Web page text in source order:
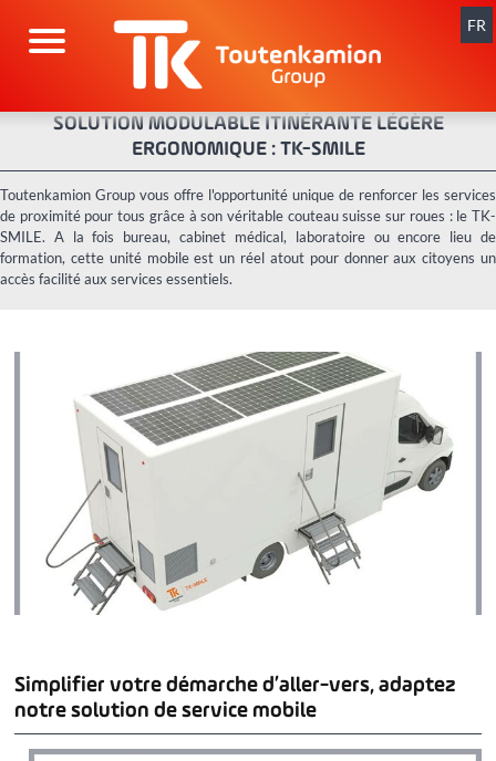
contenu
FR
SOLUTION MODULABLE ITINÉRANTE LÉGÈRE
ERGONOMIQUE : TK-SMILE
Toutenkamion Group vous offre l'opportunité unique de renforcer les services
de proximité pour tous grâce à son véritable couteau suisse sur roues : le TK-
SMILE. A la fois bureau, cabinet médical, laboratoire ou encore lieu de
formation, cette unité mobile est un réel atout pour donner aux citoyens un
accès facilité aux services essentiels.
Simplifier votre démarche d’aller-vers, adaptez
notre solution de service mobile